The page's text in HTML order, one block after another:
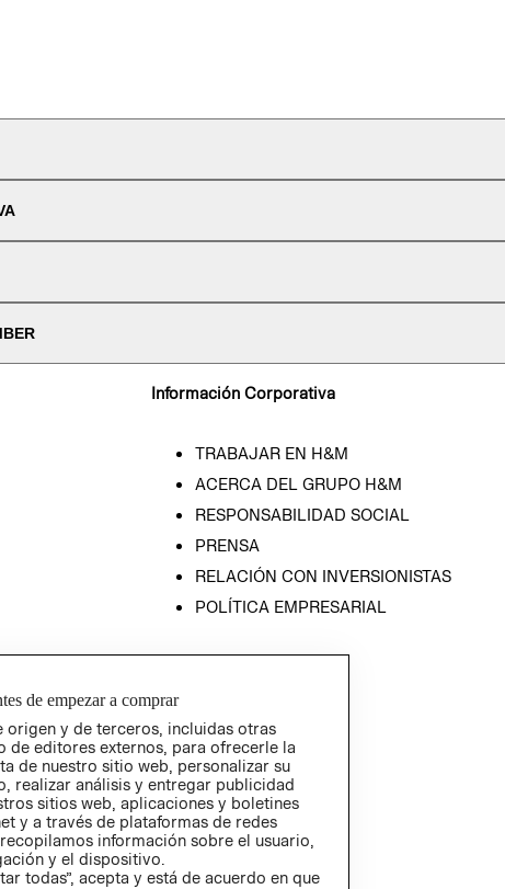
Información Corporativa
TRABAJAR EN H&M
ACERCA DEL GRUPO H&M
RESPONSABILIDAD SOCIAL
PRENSA
RELACIÓN CON INVERSIONISTAS
POLÍTICA EMPRESARIAL
de empezar a comprar
origen y de terceros, incluidas otras
de editores externos, para ofrecerle la
de nuestro sitio web, personalizar su
realizar análisis y entregar publicidad
sitios web, aplicaciones y boletines
y a través de plataformas de redes
información sobre el usuario,
y el dispositivo.
todas”, acepta y está de acuerdo en que